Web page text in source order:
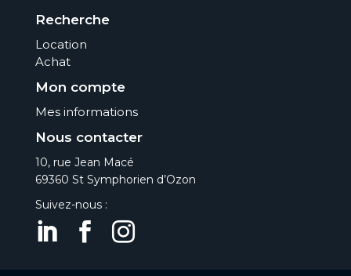
Recherche
Location
Achat
Mon compte
Mes informations
Nous contacter
10, rue Jean Macé
69360 St Symphorien d’Ozon
Suivez-nous :